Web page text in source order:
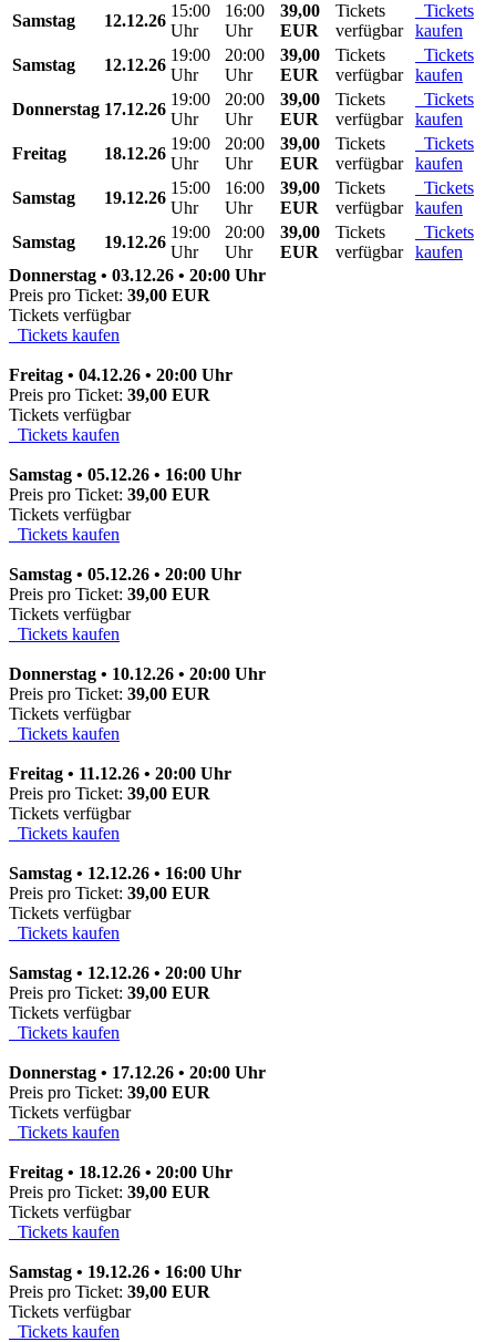
Samstag
12.12.26
15:00
Uhr
16:00
Uhr
39,00
EUR
Tickets
verfügbar
Tickets
kaufen
Samstag
12.12.26
19:00
Uhr
20:00
Uhr
39,00
EUR
Tickets
verfügbar
Tickets
kaufen
Donnerstag 17.12.26
19:00
Uhr
20:00
Uhr
39,00
EUR
Tickets
verfügbar
Tickets
kaufen
Freitag
18.12.26
19:00
Uhr
20:00
Uhr
39,00
EUR
Tickets
verfügbar
Tickets
kaufen
Samstag
19.12.26
15:00
Uhr
16:00
Uhr
39,00
EUR
Tickets
verfügbar
Tickets
kaufen
Samstag
19.12.26
19:00
Uhr
20:00
Uhr
39,00
EUR
Tickets
verfügbar
Tickets
kaufen
Donnerstag • 03.12.26 • 20:00 Uhr
Preis pro Ticket: 39,00 EUR
Tickets verfügbar
Tickets kaufen
Freitag • 04.12.26 • 20:00 Uhr
Preis pro Ticket: 39,00 EUR
Tickets verfügbar
Tickets kaufen
Samstag • 05.12.26 • 16:00 Uhr
Preis pro Ticket: 39,00 EUR
Tickets verfügbar
Tickets kaufen
Samstag • 05.12.26 • 20:00 Uhr
Preis pro Ticket: 39,00 EUR
Tickets verfügbar
Tickets kaufen
Donnerstag • 10.12.26 • 20:00 Uhr
Preis pro Ticket: 39,00 EUR
Tickets verfügbar
Tickets kaufen
Freitag • 11.12.26 • 20:00 Uhr
Preis pro Ticket: 39,00 EUR
Tickets verfügbar
Tickets kaufen
Samstag • 12.12.26 • 16:00 Uhr
Preis pro Ticket: 39,00 EUR
Tickets verfügbar
Tickets kaufen
Samstag • 12.12.26 • 20:00 Uhr
Preis pro Ticket: 39,00 EUR
Tickets verfügbar
Tickets kaufen
Donnerstag • 17.12.26 • 20:00 Uhr
Preis pro Ticket: 39,00 EUR
Tickets verfügbar
Tickets kaufen
Freitag • 18.12.26 • 20:00 Uhr
Preis pro Ticket: 39,00 EUR
Tickets verfügbar
Tickets kaufen
Samstag • 19.12.26 • 16:00 Uhr
Preis pro Ticket: 39,00 EUR
Tickets verfügbar
Tickets kaufen